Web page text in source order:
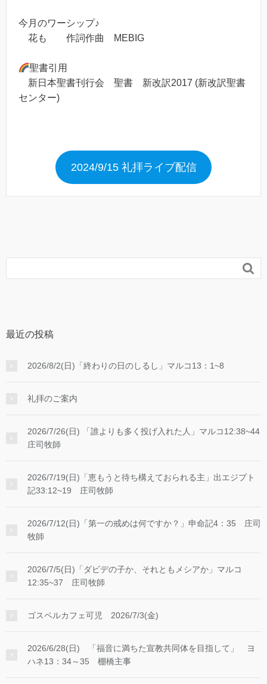
今月のワーシップ♪
花も 作詞作曲 MEBIG
聖書引用
新日本聖書刊行会 聖書 新改訳2017 (新改訳聖書
センター)
2024/9/15 礼拝ライブ配信

最近の投稿
2026/8/2(日)「終わりの日のしるし」マルコ13：1~8
礼拝のご案内
2026/7/26(日) 「誰よりも多く投げ入れた人」マルコ12:38~44
庄司牧師
2026/7/19(日)「恵もうと待ち構えておられる主」出エジプト
記33:12~19 庄司牧師
2026/7/12(日)「第一の戒めは何ですか？」申命記4：35 庄司
牧師
2026/7/5(日)「ダビデの子か、それともメシアか」マルコ
12:35~37 庄司牧師
ゴスペルカフェ可児 2026/7/3(金)
2026/6/28(日) 「福音に満ちた宣教共同体を目指して」 ヨ
ハネ13：34～35 棚橋主事